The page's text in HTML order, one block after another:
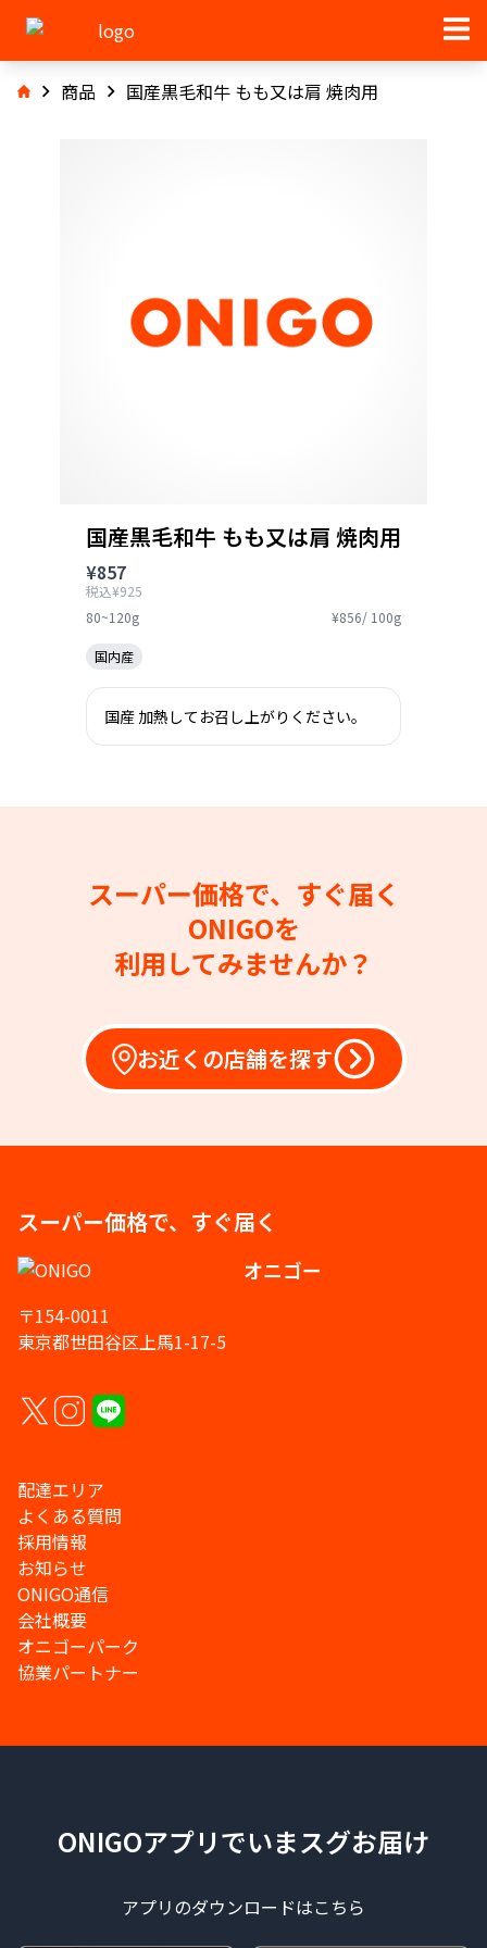
商品 国産黒毛和牛 もも又は肩 焼肉用
国産黒毛和牛 もも又は肩 焼肉用
¥857
税込¥925
80~120g
¥856/ 100g
国内産
国産 加熱してお召し上がりください。
スーパー価格で、すぐ届く
ONIGOを
利用してみませんか？
お近くの店舗を探す
スーパー価格で、すぐ届く
オニゴー
〒154-0011
東京都世田谷区上馬1-17-5
配達エリア
よくある質問
採用情報
お知らせ
ONIGO通信
会社概要
オニゴーパーク
協業パートナー
ONIGOアプリでいまスグお届け
アプリのダウンロードはこちら